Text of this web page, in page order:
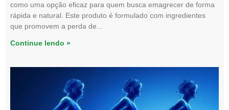
como uma opção eficaz para quem busca emagrecer de forma
rápida e natural. Este produto é formulado com ingredientes
que promovem a perda de
Continue lendo »